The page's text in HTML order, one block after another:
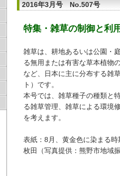
2016年3月号 No.507号
特集・雑草の制御と利
雑草は、耕地あるいは公園・
る無用または有害な草本植物
など、日本に主に分布する雑
ト）です。
本号では、雑草種子の種類と
る雑草管理、雑草による環境
を考えます。
表紙：8月、黄金色に染まる
枚田（写真提供：熊野市地域